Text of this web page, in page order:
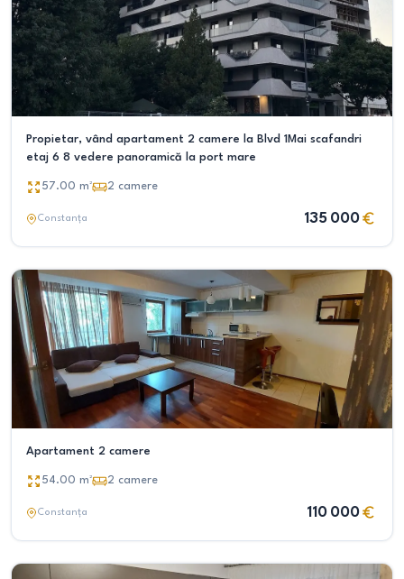
Propietar, vând apartament 2 camere la Blvd 1Mai scafandri
etaj 6 8 vedere panoramică la port mare
57.00 m² 2 camere
Constanța 135 000
Apartament 2 camere
54.00 m² 2 camere
Constanța 110 000